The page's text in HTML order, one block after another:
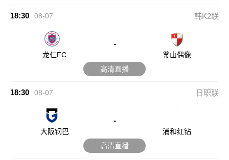
18:30 08-07 韩K2联
龙仁FC
-
釜山偶像
高清直播
18:30 08-07 日职联
大阪钢巴
-
浦和红钻
高清直播